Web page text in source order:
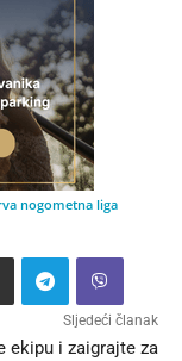
nogometna liga
Sljedeći članak
ekipu i zaigrajte za